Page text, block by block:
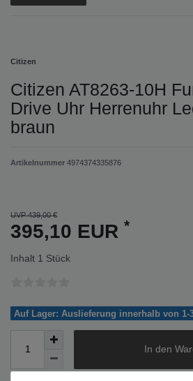
Citizen
Citizen AT8263-10H
Drive Uhr Herrenuhr
braun
Artikelnummer 4974374335876
UVP 439,00 €
395,10 EUR *
Inhalt 1 Stück
Auf Lager: Auslieferung innerhalb von
In den